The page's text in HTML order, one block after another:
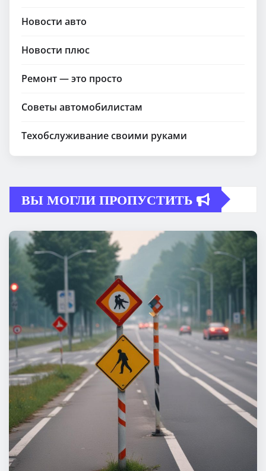
Новости авто
Новости плюс
Ремонт — это просто
Советы автомобилистам
Техобслуживание своими руками
ВЫ МОГЛИ ПРОПУСТИТЬ